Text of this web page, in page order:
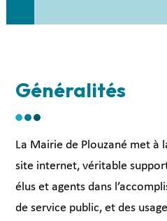
Généralités
La Mairie de Plouzané met à
site internet, véritable
élus et agents dans
de service public, et des